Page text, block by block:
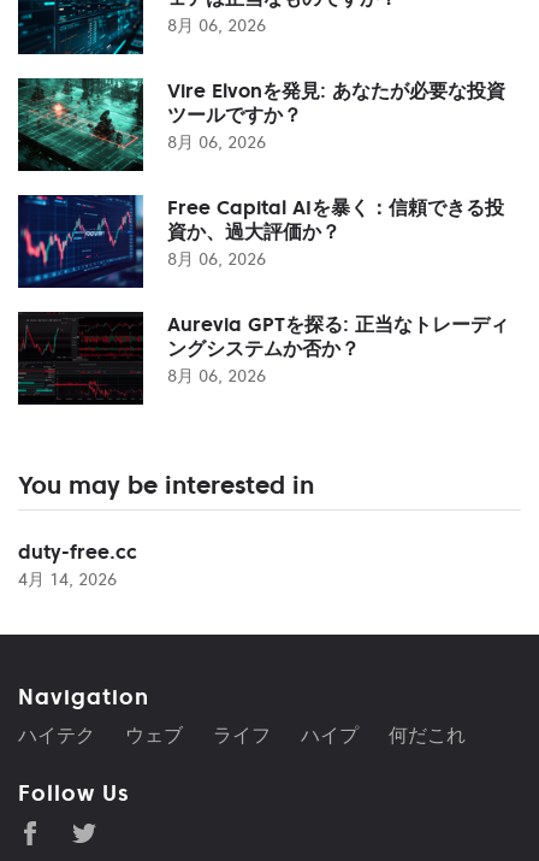
8月 06, 2026
Vire Elvonを発見: あなたが必要な投資
ツールですか？
8月 06, 2026
Free Capital AIを暴く：信頼できる投
資か、過大評価か？
8月 06, 2026
Aurevia GPTを探る: 正当なトレーディ
ングシステムか否か？
8月 06, 2026
You may be interested in
duty-free.cc
4月 14, 2026
Navigation
ハイテク ウェブ ライフ ハイプ 何だこれ
Follow Us